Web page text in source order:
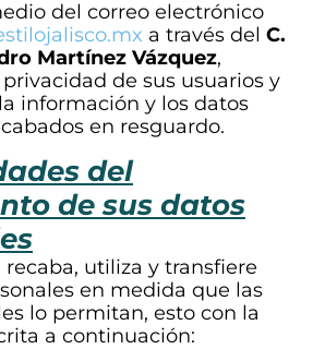
del correo electrónico
a través del C.
Martínez Vázquez,
de sus usuarios y
información y los datos
en resguardo.
del
de sus datos
recaba, utiliza y transfiere
en medida que las
lo permitan, esto con la
a continuación: